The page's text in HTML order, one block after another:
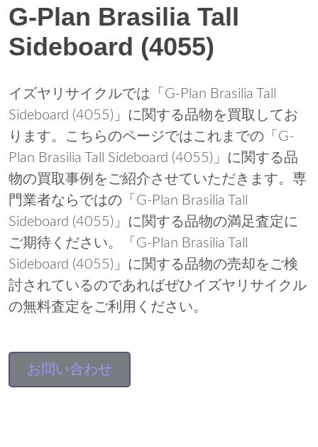
G-Plan Brasilia Tall
Sideboard (4055)
イズヤリサイクルでは「G-Plan Brasilia Tall
Sideboard (4055)」に関する品物を買取してお
ります。こちらのページではこれまでの「G-
Plan Brasilia Tall Sideboard (4055)」に関する品
物の買取事例をご紹介させていただきます。専
門業者ならではの「G-Plan Brasilia Tall
Sideboard (4055)」に関する品物の満足査定に
ご期待ください。「G-Plan Brasilia Tall
Sideboard (4055)」に関する品物の売却をご検
討されているのであればぜひイズヤリサイクル
の無料査定をご利用ください。
お問い合わせ